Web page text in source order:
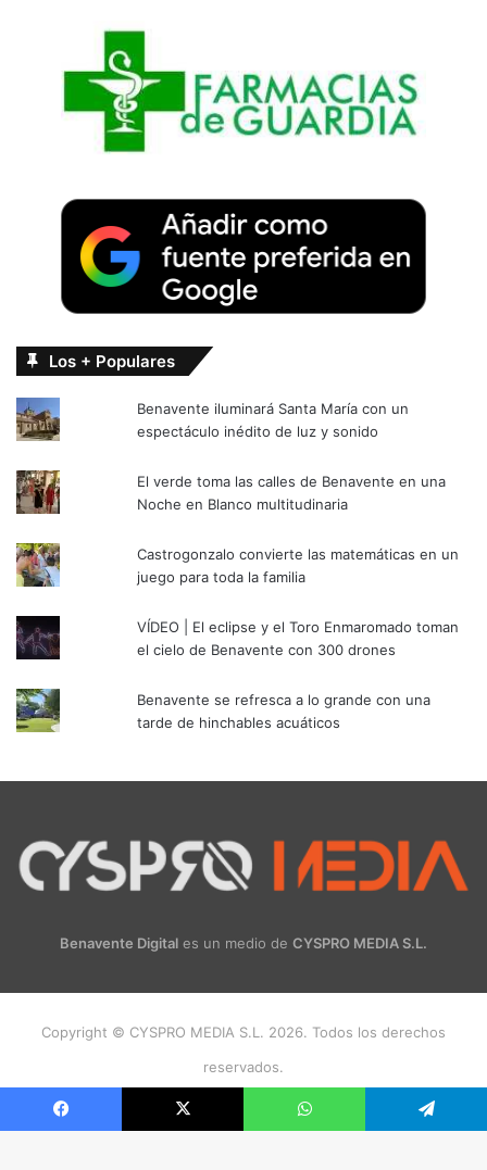
Los + Populares
Benavente iluminará Santa María con un
espectáculo inédito de luz y sonido
El verde toma las calles de Benavente en una
Noche en Blanco multitudinaria
Castrogonzalo convierte las matemáticas en un
juego para toda la familia
VÍDEO | El eclipse y el Toro Enmaromado toman
el cielo de Benavente con 300 drones
Benavente se refresca a lo grande con una
tarde de hinchables acuáticos
Benavente Digital es un medio de CYSPRO MEDIA S.L.
Copyright © CYSPRO MEDIA S.L. 2026. Todos los derechos
reservados.
Instagram
Facebook X WhatsApp Telegram